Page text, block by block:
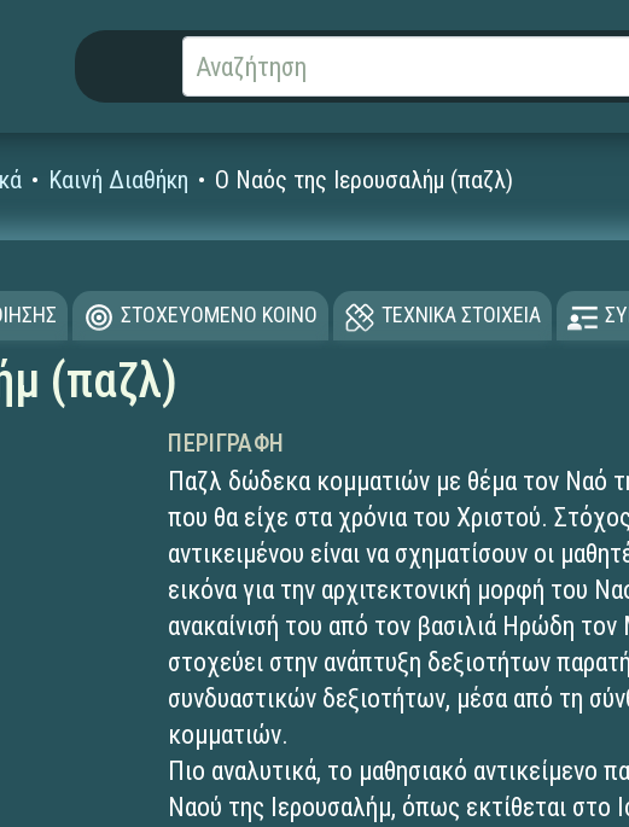
Καινή Διαθήκη Ο Ναός της Ιερουσαλήμ (παζλ)
ΣΤΟΧΕΥΟΜΕΝΟ ΚΟΙΝΟ ΤΕΧΝΙΚΑ ΣΤΟΙΧΕΙΑ
(παζλ)
ΠΕΡΙΓΡΑΦΉ
Παζλ δώδεκα κομματιών με θέμα τον Ναό
που θα είχε στα χρόνια του Χριστού.
αντικειμένου είναι να σχηματίσουν οι
εικόνα για την αρχιτεκτονική μορφή του
ανακαίνισή του από τον βασιλιά Ηρώδη
στοχεύει στην ανάπτυξη δεξιοτήτων
συνδυαστικών δεξιοτήτων, μέσα από τη
κομματιών.
Πιο αναλυτικά, το μαθησιακό αντικείμενο
Ναού της Ιερουσαλήμ, όπως εκτίθεται στο